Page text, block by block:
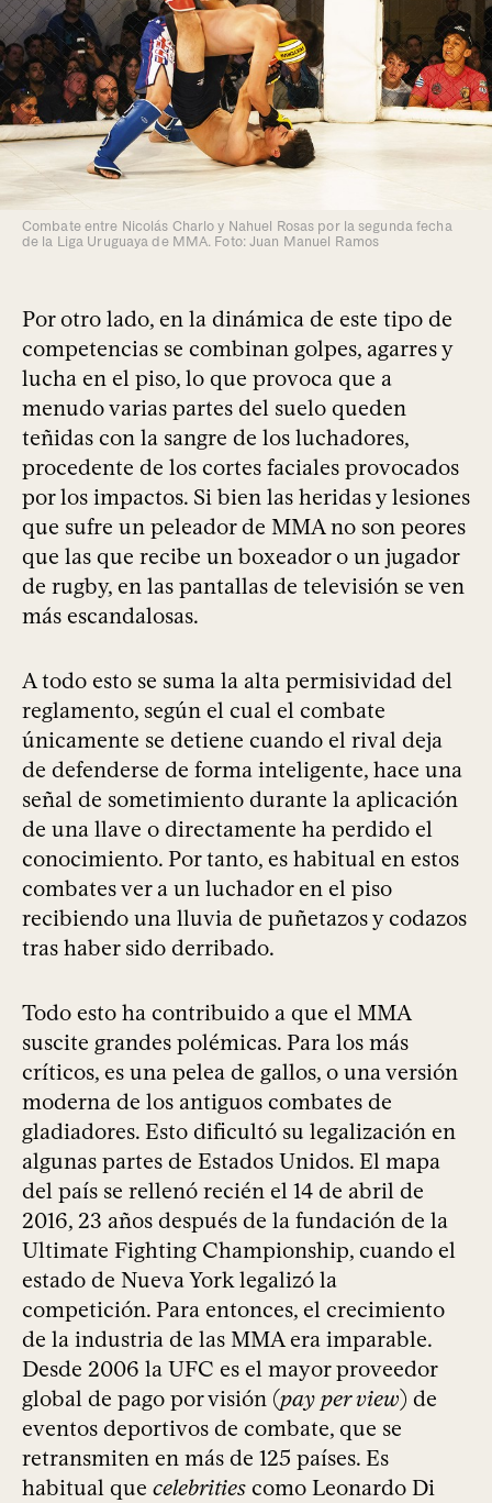
Combate entre Nicolás Charlo y Nahuel Rosas por la segunda fecha
de la Liga Uruguaya de MMA. Foto: Juan Manuel Ramos
Por otro lado, en la dinámica de este tipo de
competencias se combinan golpes, agarres y
lucha en el piso, lo que provoca que a
menudo varias partes del suelo queden
teñidas con la sangre de los luchadores,
procedente de los cortes faciales provocados
por los impactos. Si bien las heridas y lesiones
que sufre un peleador de MMA no son peores
que las que recibe un boxeador o un jugador
de rugby, en las pantallas de televisión se ven
más escandalosas.
A todo esto se suma la alta permisividad del
reglamento, según el cual el combate
únicamente se detiene cuando el rival deja
de defenderse de forma inteligente, hace una
señal de sometimiento durante la aplicación
de una llave o directamente ha perdido el
conocimiento. Por tanto, es habitual en estos
combates ver a un luchador en el piso
recibiendo una lluvia de puñetazos y codazos
tras haber sido derribado.
Todo esto ha contribuido a que el MMA
suscite grandes polémicas. Para los más
críticos, es una pelea de gallos, o una versión
moderna de los antiguos combates de
gladiadores. Esto dificultó su legalización en
algunas partes de Estados Unidos. El mapa
del país se rellenó recién el 14 de abril de
2016, 23 años después de la fundación de la
Ultimate Fighting Championship, cuando el
estado de Nueva York legalizó la
competición. Para entonces, el crecimiento
de la industria de las MMA era imparable.
Desde 2006 la UFC es el mayor proveedor
global de pago por visión (pay per view) de
eventos deportivos de combate, que se
retransmiten en más de 125 países. Es
habitual que celebrities como Leonardo Di